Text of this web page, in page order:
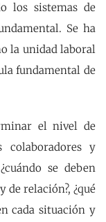
los sistemas de
Se ha
la unidad laboral
fundamental de
el nivel de
colaboradores y
se deben
relación?, ¿qué
cada situación y